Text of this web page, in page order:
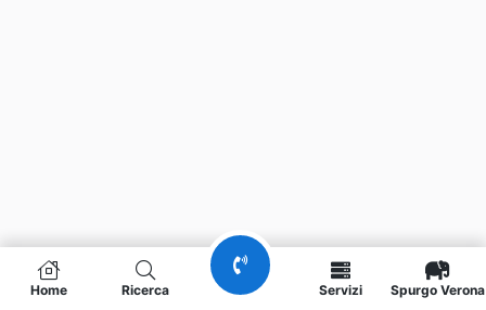
Home Ricerca Servizi Spurgo Verona